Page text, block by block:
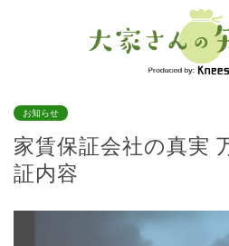
お知らせ
家賃保証会社の真実
証内容